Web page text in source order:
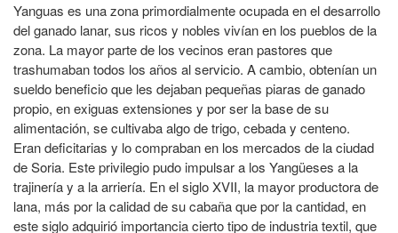
Yanguas es una zona primordialmente ocupada en el desarrollo
del ganado lanar, sus ricos y nobles vivían en los pueblos de la
zona. La mayor parte de los vecinos eran pastores que
trashumaban todos los años al servicio. A cambio, obtenían un
sueldo beneficio que les dejaban pequeñas piaras de ganado
propio, en exiguas extensiones y por ser la base de su
alimentación, se cultivaba algo de trigo, cebada y centeno.
Eran deficitarias y lo compraban en los mercados de la ciudad
de Soria. Este privilegio pudo impulsar a los Yangüeses a la
trajinería y a la arriería. En el siglo XVII, la mayor productora de
lana, más por la calidad de su cabaña que por la cantidad, en
este siglo adquirió importancia cierto tipo de industria textil, que